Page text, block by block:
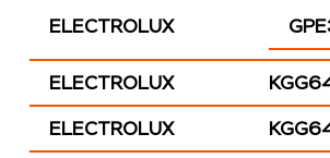
ELECTROLUX
ELECTROLUX
ELECTROLUX